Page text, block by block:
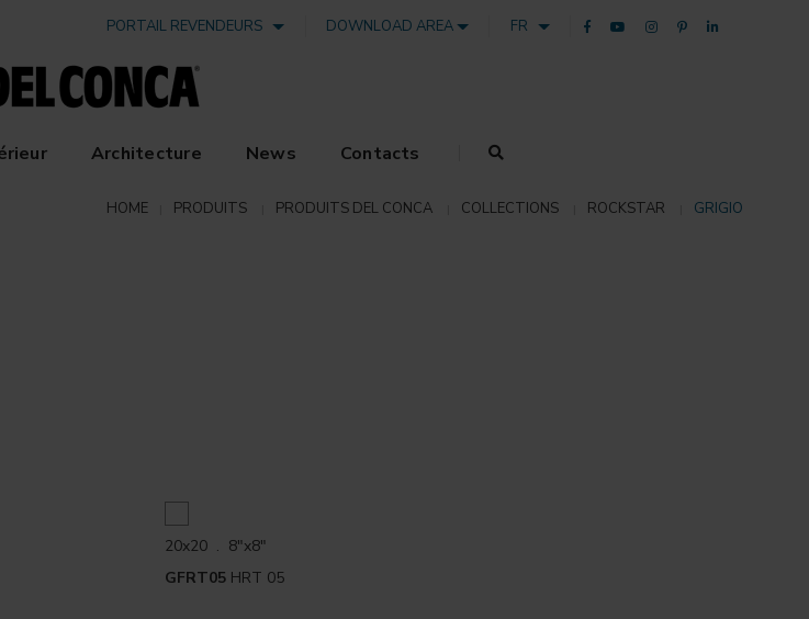
PORTAIL REVENDEURS DOWNLOAD AREA FR
Architecture News Contacts
HOME PRODUITS PRODUITS DEL CONCA COLLECTIONS ROCKSTAR GRIGIO
20x20 . 8"x8"
GFRT05HRT 05